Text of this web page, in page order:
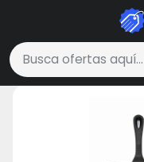
Buscar ofertas
Hogar y CocinaSet de